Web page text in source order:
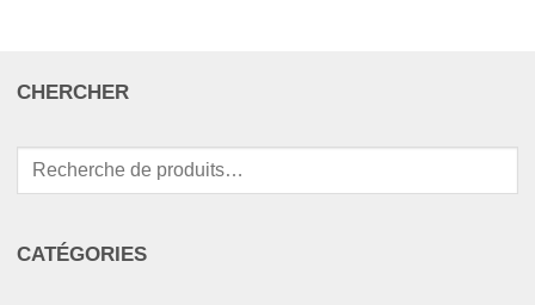
CHERCHER
Recherche
CATÉGORIES